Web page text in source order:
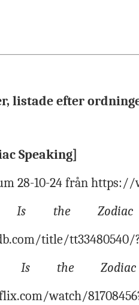
listade efter
Speaking]
28-10-24 från
Is the Zodiac
title/tt33480540/
Is the Zodiac
watch/